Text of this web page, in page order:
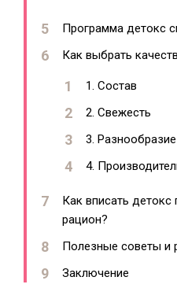
Программа детокс
Как выбрать
1. Состав
2. Свежесть
3. Разнообразие
4.
Как вписать
рацион?
Полезные советы и
Заключение